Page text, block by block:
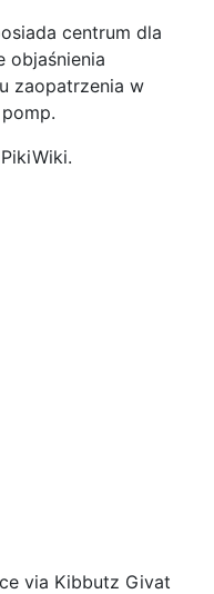
centrum dla
objaśnienia
zaopatrzenia w
via Kibbutz Givat